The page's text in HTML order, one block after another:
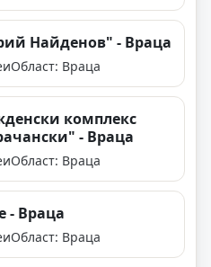
Найденов" - Враца
Област: Враца
комплекс
- Враца
Област: Враца
- Враца
Област: Враца